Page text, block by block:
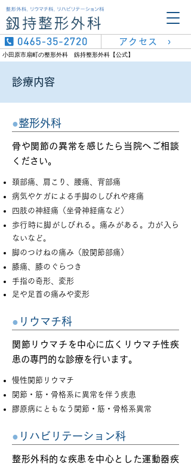
アクセス ›
小田原市扇町の整形外科 釼持整形外科【公式】
診療内容
●整形外科
骨や関節の異常を感じたら当院へご相談
ください。
頚部痛、肩こり、腰痛、背部痛
病気やケガによる手脚のしびれや疼痛
四肢の神経痛（坐骨神経痛など）
歩行時に脚がしびれる。痛みがある。力が入ら
ないなど。
脚のつけねの痛み（股関節部痛）
膝痛、膝のぐらつき
手指の奇形、変形
足や足首の痛みや変形
● リウマチ科
関節リウマチを中心に広くリウマチ性疾
患の専門的な診療を行います。​
慢性関節リウマチ
関節・筋・骨格系に異常を伴う疾患
膠原病にともなう関節・筋・骨格系異常
● リハビリテーション科
整形外科的な疾患を中心とした運動器疾